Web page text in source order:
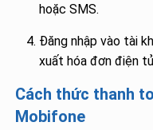
hoặc SMS.
Đăng nhập vào tài
xuất hóa đơn điện
Cách thức thanh
Mobifone